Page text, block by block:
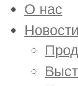
О нас
Новости